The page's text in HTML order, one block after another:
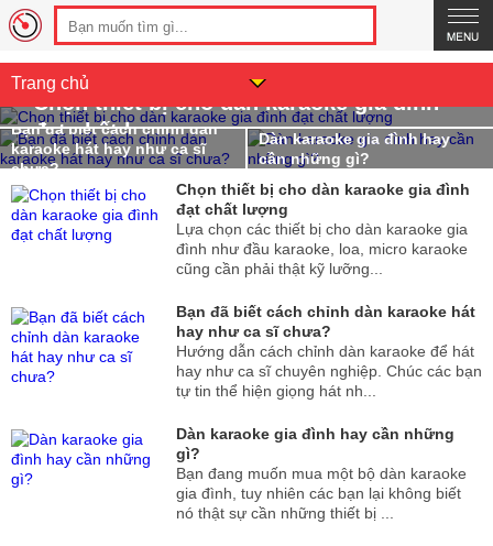
Trang chủ
Chọn thiết bị cho dàn karaoke gia đình
đạt chất lượng
Bạn đã biết cách chỉnh dàn
karaoke hát hay như ca sĩ
chưa?
Dàn karaoke gia đình hay
cần những gì?
Chọn thiết bị cho dàn karaoke gia đình
đạt chất lượng
Lựa chọn các thiết bị cho dàn karaoke gia
đình như đầu karaoke, loa, micro karaoke
cũng cần phải thật kỹ lưỡng...
Bạn đã biết cách chỉnh dàn karaoke hát
hay như ca sĩ chưa?
Hướng dẫn cách chỉnh dàn karaoke để hát
hay như ca sĩ chuyên nghiệp. Chúc các bạn
tự tin thể hiện giọng hát nh...
Dàn karaoke gia đình hay cần những
gì?
Bạn đang muốn mua một bộ dàn karaoke
gia đình, tuy nhiên các bạn lại không biết
nó thật sự cần những thiết bị ...